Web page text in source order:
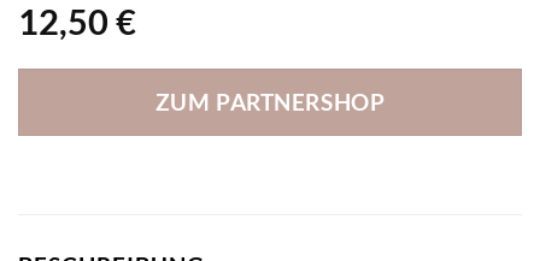
12,50 €
ZUM PARTNERSHOP